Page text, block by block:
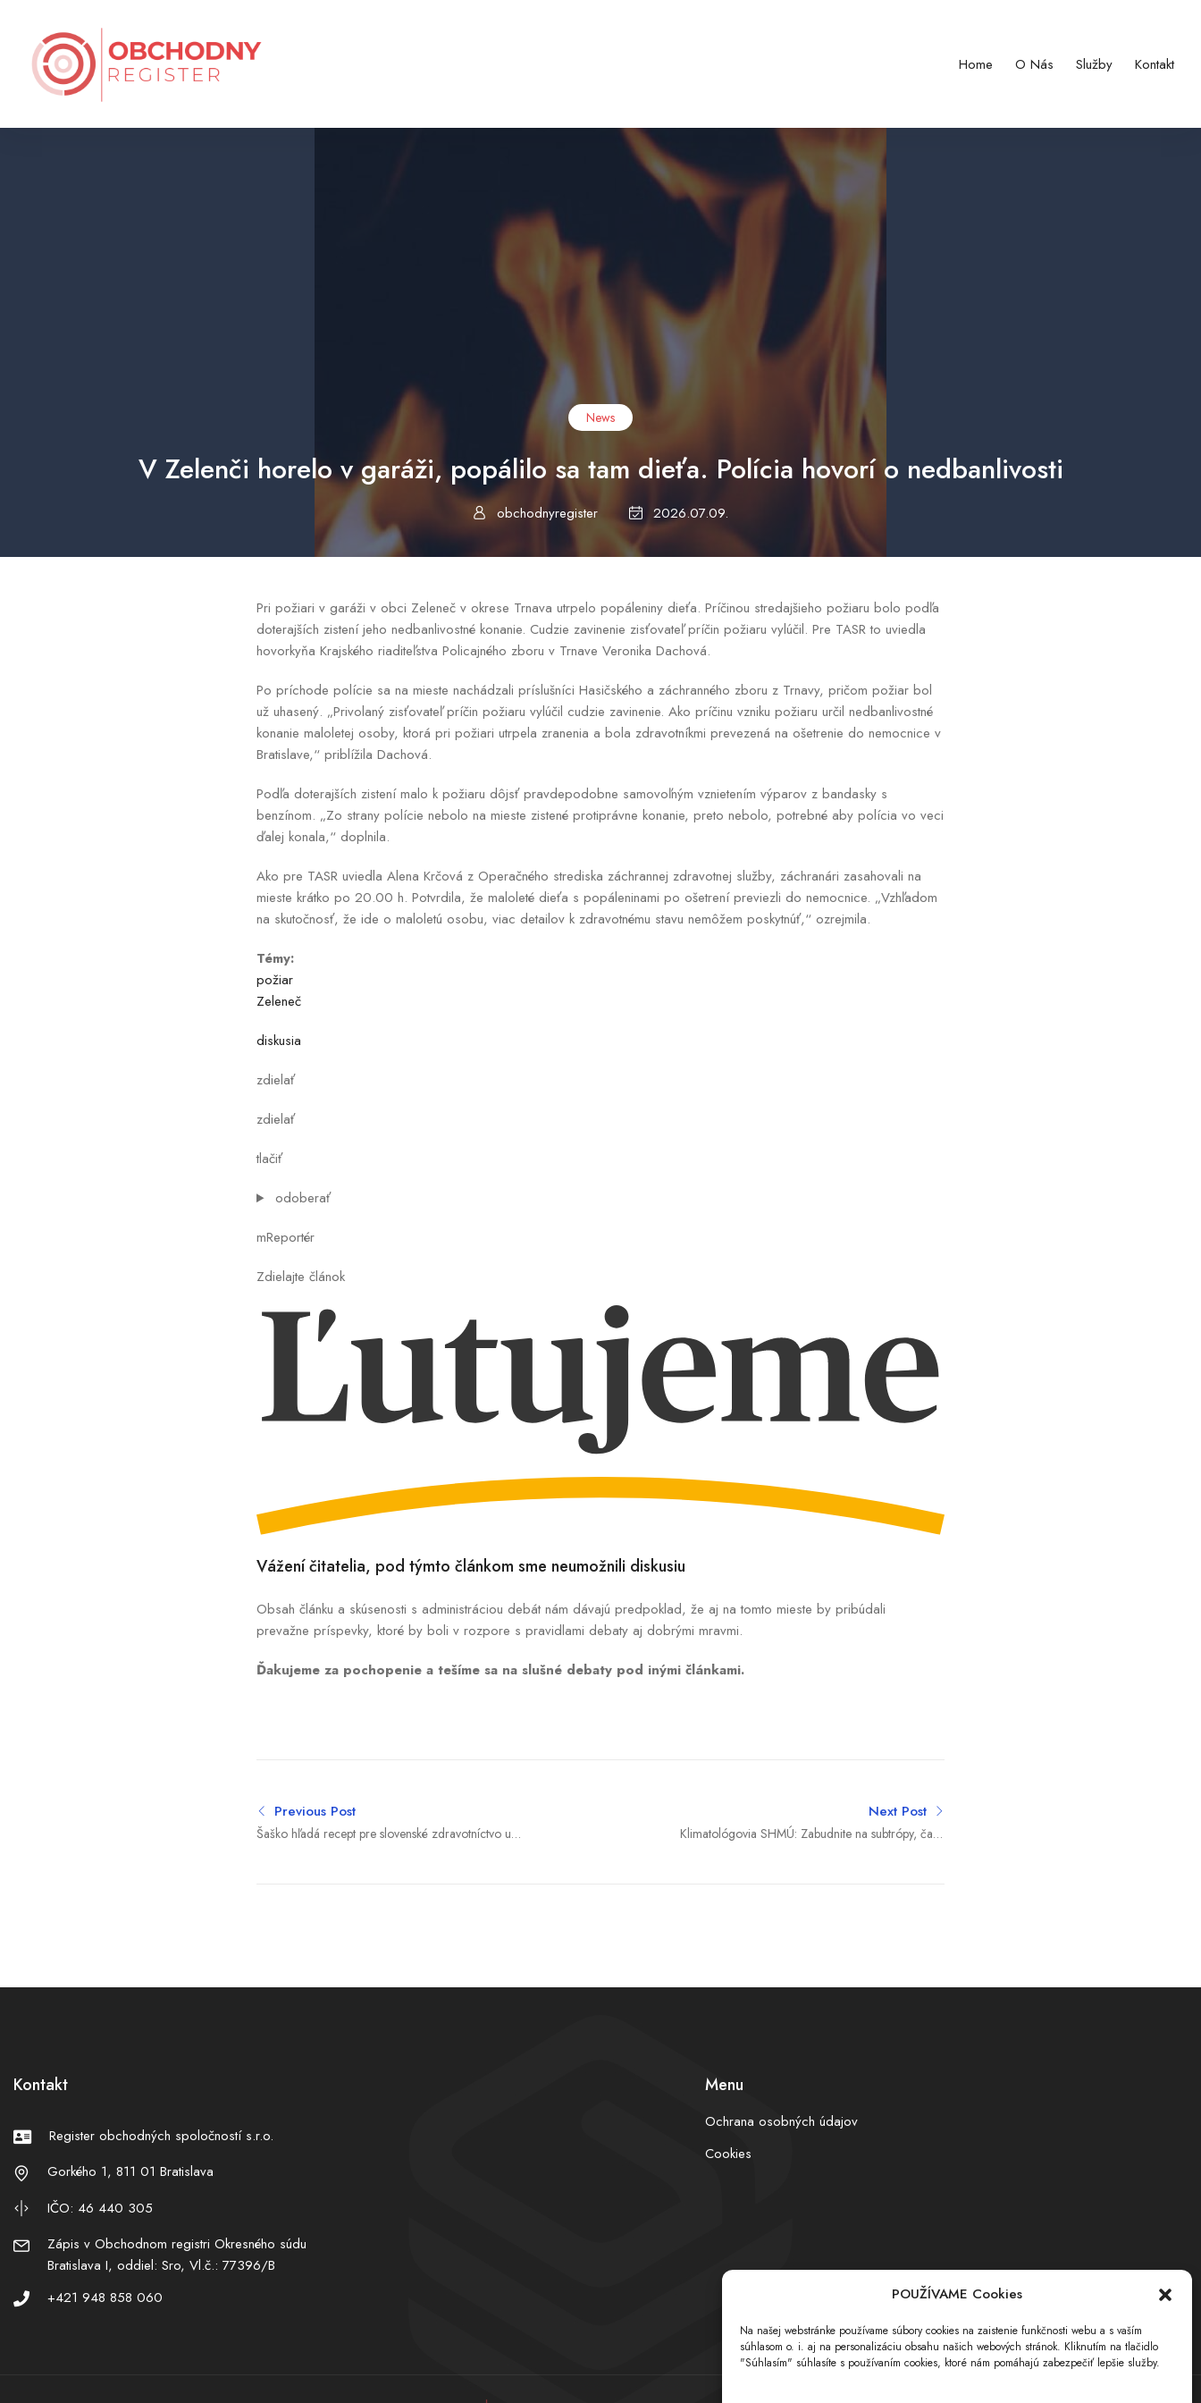
POUŽÍVAME Cookies
Na našej webstránke používame súbory cookies na zaistenie funkčnosti webu a s vaším
súhlasom o. i. aj na personalizáciu obsahu našich webových stránok. Kliknutím na tlačidlo
"Súhlasím" súhlasíte s používaním cookies, ktoré nám pomáhajú zabezpečiť lepšie služby.
Home O Nás Služby Kontakt
News
V Zelenči horelo v garáži, popálilo sa tam dieťa. Polícia hovorí o nedbanlivosti
obchodnyregister 2026.07.09.
Pri požiari v garáži v obci Zeleneč v okrese Trnava utrpelo popáleniny dieťa. Príčinou stredajšieho požiaru bolo podľa
doterajších zistení jeho nedbanlivostné konanie. Cudzie zavinenie zisťovateľ príčin požiaru vylúčil. Pre TASR to uviedla
hovorkyňa Krajského riaditeľstva Policajného zboru v Trnave Veronika Dachová.
Po príchode polície sa na mieste nachádzali príslušníci Hasičského a záchranného zboru z Trnavy, pričom požiar bol
už uhasený. „Privolaný zisťovateľ príčin požiaru vylúčil cudzie zavinenie. Ako príčinu vzniku požiaru určil nedbanlivostné
konanie maloletej osoby, ktorá pri požiari utrpela zranenia a bola zdravotníkmi prevezená na ošetrenie do nemocnice v
Bratislave,“ priblížila Dachová.
Podľa doterajších zistení malo k požiaru dôjsť pravdepodobne samovoľným vznietením výparov z bandasky s
benzínom. „Zo strany polície nebolo na mieste zistené protiprávne konanie, preto nebolo, potrebné aby polícia vo veci
ďalej konala,“ doplnila.
Ako pre TASR uviedla Alena Krčová z Operačného strediska záchrannej zdravotnej služby, záchranári zasahovali na
mieste krátko po 20.00 h. Potvrdila, že maloleté dieťa s popáleninami po ošetrení previezli do nemocnice. „Vzhľadom
na skutočnosť, že ide o maloletú osobu, viac detailov k zdravotnému stavu nemôžem poskytnúť,“ ozrejmila.
Témy:
požiar
Zeleneč
diskusia
zdielať
zdielať
tlačiť
odoberať
mReportér
Zdielajte článok
Vážení čitatelia, pod týmto článkom sme neumožnili diskusiu
Obsah článku a skúsenosti s administráciou debát nám dávajú predpoklad, že aj na tomto mieste by pribúdali
prevažne príspevky, ktoré by boli v rozpore s pravidlami debaty aj dobrými mravmi.
Ďakujeme za pochopenie a tešíme sa na slušné debaty pod inými článkami.
Previous Post
Šaško hľadá recept pre slovenské zdravotníctvo u
Next Post
Klimatológovia SHMÚ: Zabudnite na subtrópy, čaká
Kontakt
Register obchodných spoločností s.r.o.
Gorkého 1, 811 01 Bratislava
IČO: 46 440 305
Zápis v Obchodnom registri Okresného súdu
Bratislava I, oddiel: Sro, Vl.č.: 77396/B
+421 948 858 060
Menu
Ochrana osobných údajov
Cookies